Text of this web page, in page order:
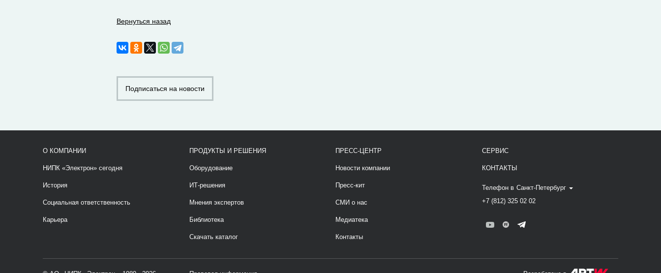
Вернуться назад
Подписаться на новости
О КОМПАНИИ
НИПК «Электрон» сегодня
История
Социальная ответственность
Карьера
ПРОДУКТЫ И РЕШЕНИЯ
Оборудование
ИТ-решения
Мнения экспертов
Библиотека
Скачать каталог
ПРЕСС-ЦЕНТР
Новости компании
Пресс-кит
СМИ о нас
Медиатека
Контакты
СЕРВИС
КОНТАКТЫ
Телефон в Санкт-Петербург
+7 (812) 325 02 02